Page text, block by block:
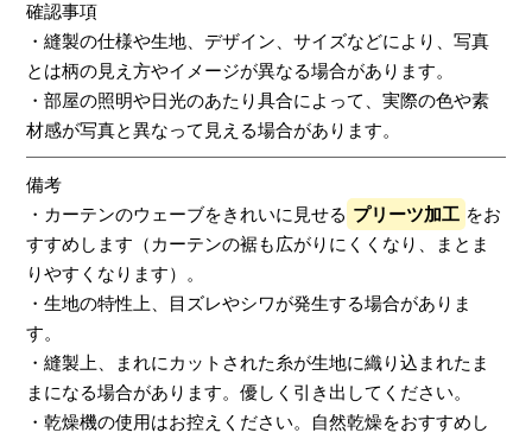
確認事項
・縫製の仕様や生地、デザイン、サイズなどにより、写真
とは柄の見え方やイメージが異なる場合があります。
・部屋の照明や日光のあたり具合によって、実際の色や素
材感が写真と異なって見える場合があります。
備考
・カーテンのウェーブをきれいに見せる プリーツ加工 をお
すすめします（カーテンの裾も広がりにくくなり、まとま
りやすくなります）。
・生地の特性上、目ズレやシワが発生する場合がありま
す。
・縫製上、まれにカットされた糸が生地に織り込まれたま
まになる場合があります。優しく引き出してください。
・乾燥機の使用はお控えください。自然乾燥をおすすめし